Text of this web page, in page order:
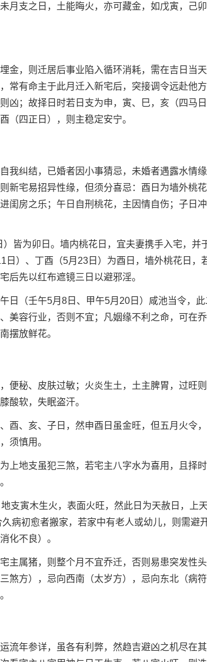
月支之日，土能晦火，亦可藏金，如戊寅，己
金，则迁居后事业陷入循环消耗，需在吉日当
常有命主于此月迁入新宅后，突接调令远赴他
凶；故择日时若日支为申，寅、巳，亥（四马
（四正日），则主稳定安宁。
我纠结，已婚者因小事猜忌，未婚者遇露水情
新宅易招异性缘，但须分喜忌：酉日为墙外桃
闺房之乐；午日自刑桃花，主因情自伤；子日
皆为卯日。墙内桃花日，宜夫妻携手入宅，并
日）、丁酉（5月23日）为酉日，墙外桃花日，
后先以红布遮镜三日以避邪淫。
日（壬午5月8日、甲午5月20日）咸池当令，此
美容行业，否则不宜；凡姻缘不利之命，可在
摆放鲜花。
便秘、皮肤过敏；火炎生土，土主脾胃，过旺
酸软，失眠盗汗。
酉、亥、子日，然申酉日虽金旺，但五月火令
须慎用。
上地支虽犯三煞，若宅主八字水为喜用，且择
支寅木生火，表面火旺，然此日为天赦日，上
病初愈者搬家，若家中有老人或幼儿，则需避
化不良）。
主属猪，则整个月不宜乔迁，否则易患突发性
煞方），忌向西南（太岁方），忌向东北（病
流年参详，虽各有利弊，然趋吉避凶之机尽在